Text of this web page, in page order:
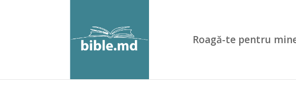
Roagă-te pentru